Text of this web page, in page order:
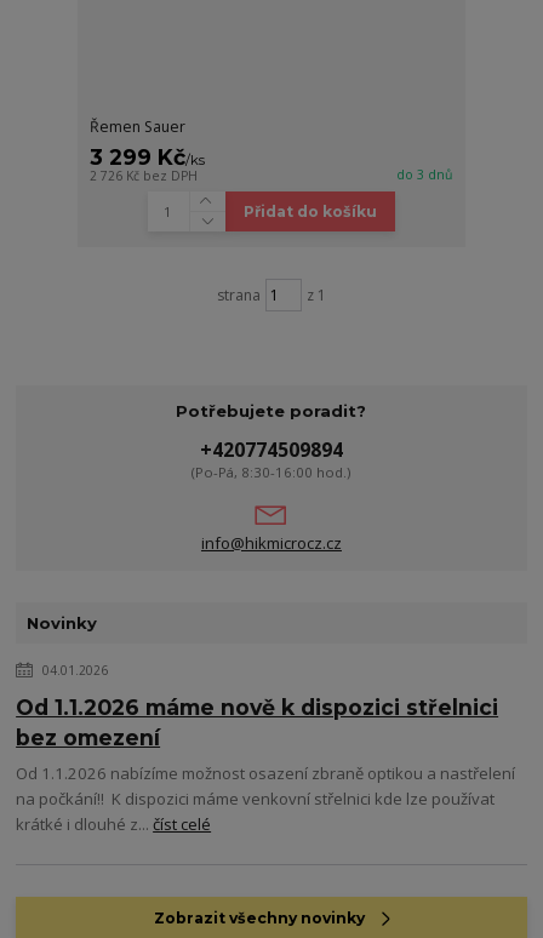
Řemen Sauer
3 299 Kč/ks
2 726 Kč bez DPH do 3 dnů
Přidat do košíku
strana z 1
Potřebujete poradit?
+420774509894
(Po-Pá, 8:30-16:00 hod.)
info@hikmicrocz.cz
Novinky
04.01.2026
Od 1.1.2026 máme nově k dispozici střelnici
bez omezení
Od 1.1.2026 nabízíme možnost osazení zbraně optikou a nastřelení
na počkání!! K dispozici máme venkovní střelnici kde lze používat
krátké i dlouhé z...číst celé
Zobrazit všechny novinky